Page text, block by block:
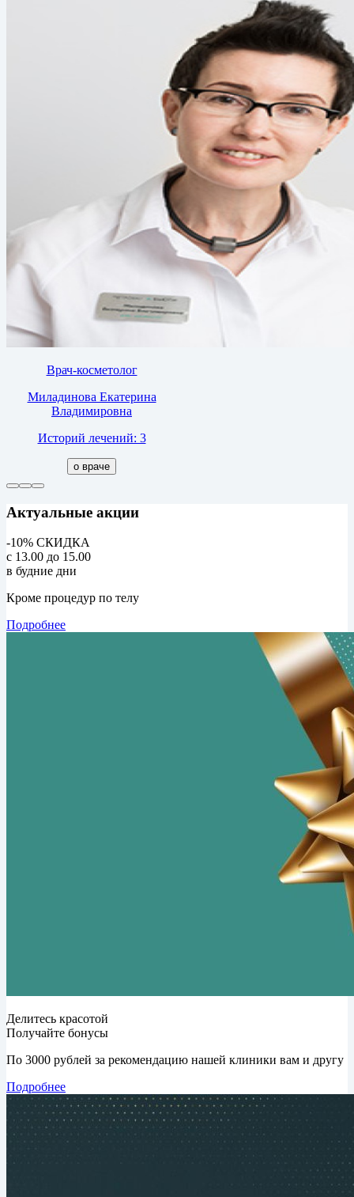
Врач-косметолог
Миладинова Екатерина
Владимировна
Историй лечений: 3
о враче
Актуальные акции
-10% СКИДКА
с 13.00 до 15.00
в будние дни
Кроме процедур по телу
Подробнее
Делитесь красотой
Получайте бонусы
По 3000 рублей за рекомендацию нашей клиники вам и другу
Подробнее